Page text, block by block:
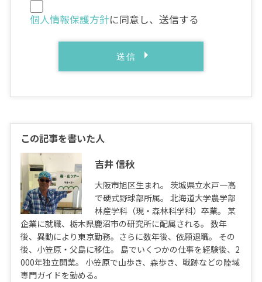
個人情報保護方針に同意し、送信する
この記事を書いた人
吉井 信秋
大阪市旭区生まれ。 茨城県立水戸一高
で硬式野球部所属。 北海道大学農学部
林産学科（現・森林科学科）卒業。 某
企業に就職、栃木県鹿沼市の研究所に配属される。 数年
後、異動により東京勤務。さらに数年後、依願退職。 その
後、小笠原・父島に移住。 島でいくつかの仕事を経験後、2
000年独立開業。 小笠原で山歩き、森歩き、戦跡などの陸域
専門ガイドを勤める。